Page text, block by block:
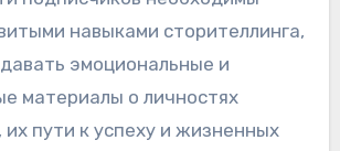
навыками сторителлинга,
эмоциональные и
материалы о личностях
их пути к успеху и жизненных